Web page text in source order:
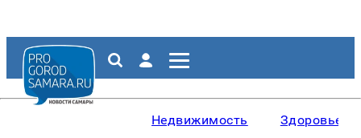
Недвижимость Здоровье